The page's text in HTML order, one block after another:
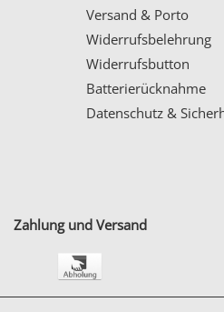
Versand & Porto
Widerrufsbelehrung
Widerrufsbutton
Batterierücknahme
Datenschutz &
Zahlung und Versand